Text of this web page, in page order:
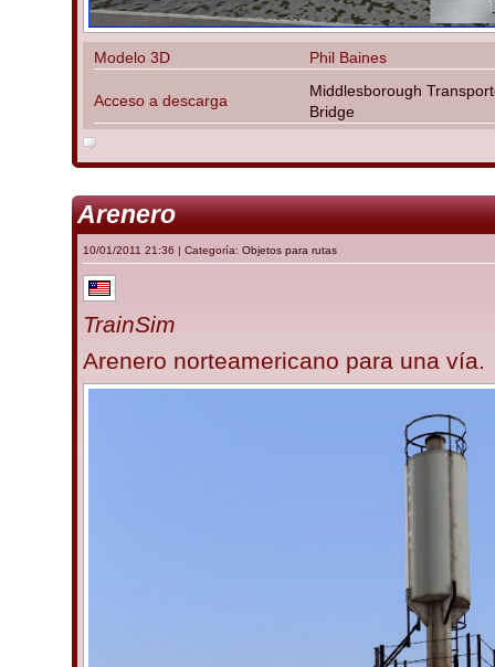
Modelo 3D Phil Baines
Acceso a descarga
Middlesborough
Bridge
Arenero
10/01/2011 21:36 | Categoría: Objetos para rutas
TrainSim
Arenero norteamericano para una vía.